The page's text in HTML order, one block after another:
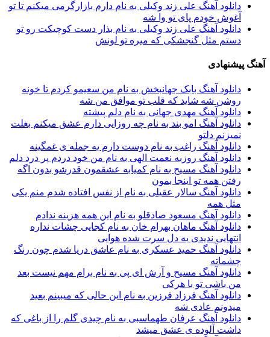
دانلود آهنگ علی زند وکیلی به نام دارم بازارگرمی میكنم تا تو
آغوش خودم پای تو وا شه
دانلود آهنگ علی زند وکیلی به نام بذار دست كوچیكت رو تو
دستم مثل گنجشكی كه میره تو لونش
آهنگ پیشنهادی
دانلود آهنگ بابک جهانبخش به نام من سعیمو کردم تا خونه
روشن شه شاید که قلب تو موافق من شه
دانلود آهنگ مهدی جهانی به نام دلم پیشته
دانلود آهنگ امو بند به نام چه روزایی دارم عشق میکنم بغلت
نمیزنم دلتو
دانلود آهنگ راغب به نام دوست دارم یه جمله ی غمگینه
دانلود آهنگ روزبه نعمت الهی به نام من خود دردم پر درد دلم
دانلود آهنگ مسیح به نام کمیابه عشقمون قدرشو بدون اگه
رفتن همه تو اینجا بمون
دانلود آهنگ سالار عقیلی به نام از نفس افتاده شدم منم یکی
مثل همه
دانلود آهنگ مسعود صادقلو به نام این همه هزینه ندادم
دانلود آهنگ ماهان بهرام خان به نام ﻛﺠﺎﻳﻰ ﭼﺸﺎت ﻧﺪاره
اﻧﺘﻬﺎﻳﻰ ﻧﺪﻳﺪی ﻳﻪ دل ﺳﺮت ﺷﺪه ﻫﻮاﻳﻰ
دانلود آهنگ حمید عسکری به نام عاشق دریا شدم چون رنگ
چشماته
دانلود آهنگ مسیح و آرش ای پی به نام برام مهم نیست بعد
من باشی تو با هرکی
دانلود آهنگ فرزاد فرزین به نام این حالی که میبینم بعید
میدونم عادی شه
دانلود آهنگ عرفان طهماسبی به نام چیدی گلم را از باغی که
داشت آلوده‏ ی عشق میشد